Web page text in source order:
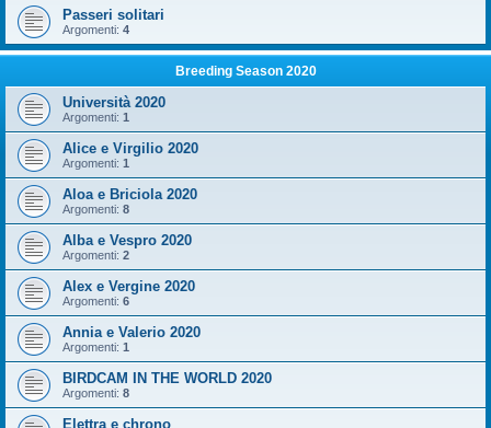
Passeri solitari
Argomenti: 4
Breeding Season 2020
Università 2020
Argomenti: 1
Alice e Virgilio 2020
Argomenti: 1
Aloa e Briciola 2020
Argomenti: 8
Alba e Vespro 2020
Argomenti: 2
Alex e Vergine 2020
Argomenti: 6
Annia e Valerio 2020
Argomenti: 1
BIRDCAM IN THE WORLD 2020
Argomenti: 8
Elettra e chrono